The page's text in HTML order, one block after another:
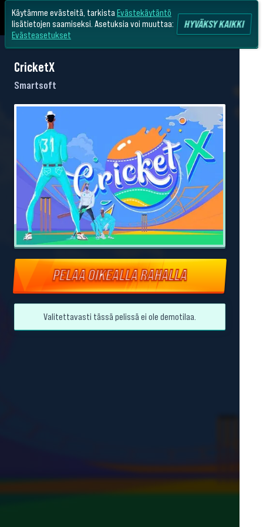
CricketX
Smartsoft
PELAA OIKEALLA RAHALLA
Valitettavasti tässä pelissä ei ole demotilaa.
Käytämme evästeitä, tarkista Evästekäytäntö
lisätietojen saamiseksi. Asetuksia voi muuttaa:
Evästeasetukset
HYVÄKSY KAIKKI